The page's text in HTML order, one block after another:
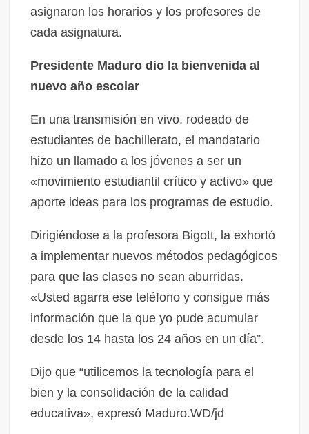
asignaron los horarios y los profesores de
cada asignatura.
Presidente Maduro dio la bienvenida al
nuevo año escolar
En una transmisión en vivo, rodeado de
estudiantes de bachillerato, el mandatario
hizo un llamado a los jóvenes a ser un
«movimiento estudiantil crítico y activo» que
aporte ideas para los programas de estudio.
Dirigiéndose a la profesora Bigott, la exhortó
a implementar nuevos métodos pedagógicos
para que las clases no sean aburridas.
«Usted agarra ese teléfono y consigue más
información que la que yo pude acumular
desde los 14 hasta los 24 años en un día”.
Dijo que “utilicemos la tecnología para el
bien y la consolidación de la calidad
educativa», expresó Maduro.WD/jd